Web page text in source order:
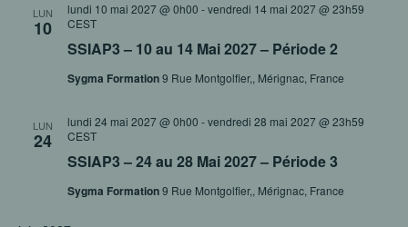
LUN
10
SSIAP3 – 10 au 14 Mai 2027 – Période 2
lundi 10 mai 2027 @ 0h00 -vendredi 14 mai 2027 @ 23h59
CEST
Sygma Formation9 Rue Montgolfier,, Mérignac, France
LUN
24
SSIAP3 – 24 au 28 Mai 2027 – Période 3
lundi 24 mai 2027 @ 0h00 -vendredi 28 mai 2027 @ 23h59
CEST
Sygma Formation9 Rue Montgolfier,, Mérignac, France